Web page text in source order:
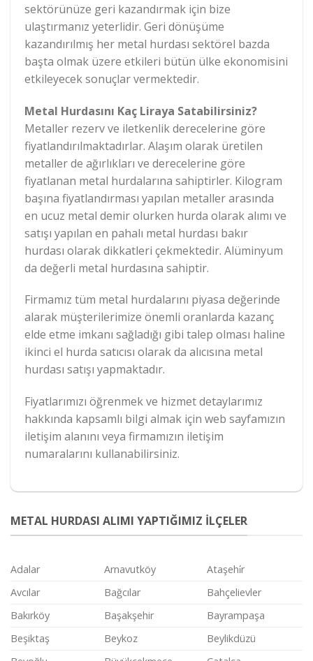
sektörünüze geri kazandırmak için bize
ulaştırmanız yeterlidir. Geri dönüşüme
kazandırılmış her metal hurdası sektörel bazda
başta olmak üzere etkileri bütün ülke ekonomisini
etkileyecek sonuçlar vermektedir.
Metal Hurdasını Kaç Liraya Satabilirsiniz?
Metaller rezerv ve iletkenlik derecelerine göre
fiyatlandırılmaktadırlar. Alaşım olarak üretilen
metaller de ağırlıkları ve derecelerine göre
fiyatlanan metal hurdalarına sahiptirler. Kilogram
başına fiyatlandırması yapılan metaller arasında
en ucuz metal demir olurken hurda olarak alımı ve
satışı yapılan en pahalı metal hurdası bakır
hurdası olarak dikkatleri çekmektedir. Alüminyum
da değerli metal hurdasına sahiptir.
Firmamız tüm metal hurdalarını piyasa değerinde
alarak müşterilerimize önemli oranlarda kazanç
elde etme imkanı sağladığı gibi talep olması haline
ikinci el hurda satıcısı olarak da alıcısına metal
hurdası satışı yapmaktadır.
Fiyatlarımızı öğrenmek ve hizmet detaylarımız
hakkında kapsamlı bilgi almak için web sayfamızın
iletişim alanını veya firmamızın iletişim
numaralarını kullanabilirsiniz.
METAL HURDASI ALIMI YAPTIĞIMIZ İLÇELER
Adalar Arnavutköy
Ataşehi̇r
Avcılar
Bağcılar
Bahçelievler
Bakırköy
Başakşehir
Bayrampaşa
Beşiktaş
Beykoz
Beylikdüzü